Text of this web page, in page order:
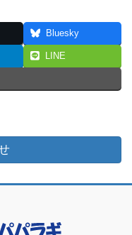
Bluesky
LINE